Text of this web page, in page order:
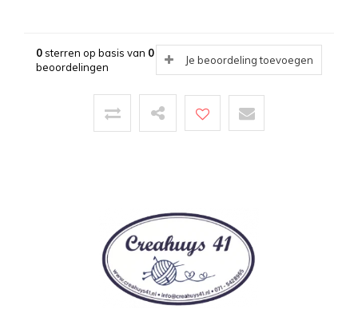
0sterren op basis van 0
beoordelingen
Je beoordeling toevoegen